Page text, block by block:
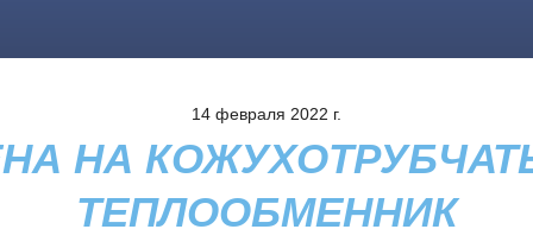
14 февраля 2022 г.
НА
ТЕПЛООБМЕННИК